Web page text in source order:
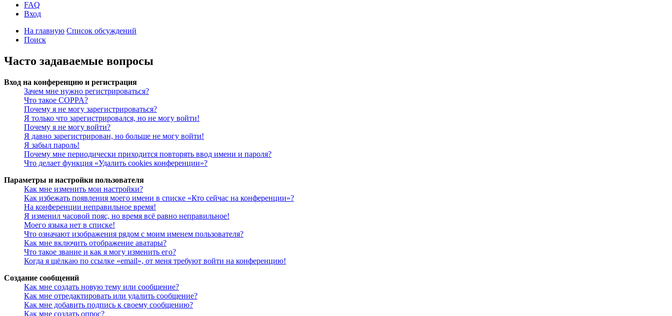
FAQ
Вход
На главную Список обсуждений
Поиск
Часто задаваемые вопросы
Вход на конференцию и регистрация
Зачем мне нужно регистрироваться?
Что такое COPPA?
Почему я не могу зарегистрироваться?
Я только что зарегистрировался, но не могу войти!
Почему я не могу войти?
Я давно зарегистрирован, но больше не могу войти!
Я забыл пароль!
Почему мне периодически приходится повторять ввод имени и пароля?
Что делает функция «Удалить cookies конференции»?
Параметры и настройки пользователя
Как мне изменить мои настройки?
Как избежать появления моего имени в списке «Кто сейчас на конференции»?
На конференции неправильное время!
Я изменил часовой пояс, но время всё равно неправильное!
Моего языка нет в списке!
Что означают изображения рядом с моим именем пользователя?
Как мне включить отображение аватары?
Что такое звание и как я могу изменить его?
Когда я щёлкаю по ссылке «email», от меня требуют войти на конференцию!
Создание сообщений
Как мне создать новую тему или сообщение?
Как мне отредактировать или удалить сообщение?
Как мне добавить подпись к своему сообщению?
Как мне создать опрос?